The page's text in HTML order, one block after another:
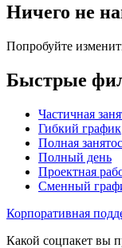
Ничего не
Попробуйте
Быстрые
Частичная
Гибкий график
Полная
Полный день
Проектная
Сменный
Корпоративная
Какой соцпакет вы